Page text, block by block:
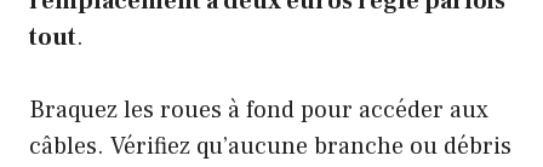
tout.
Braquez les roues à fond pour accéder aux
câbles. Vérifiez qu’aucune branche ou débris